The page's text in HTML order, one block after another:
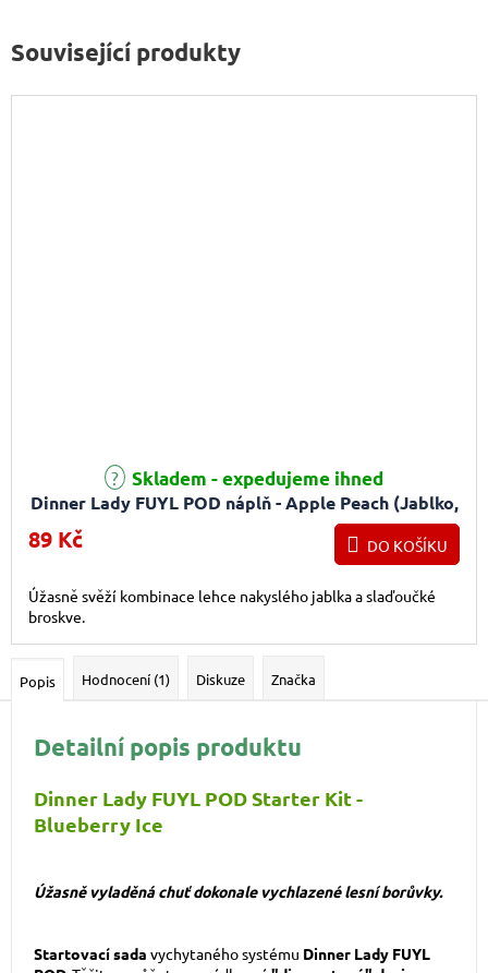
Související produkty
Dinner Lady FUYL POD náplň - Apple Peach (Jablko,
Skladem - expedujeme ihned
89 Kč DO KOŠÍKU
Úžasně svěží kombinace lehce nakyslého jablka a slaďoučké
broskve.
Popis Hodnocení (1) Diskuze Značka
Detailní popis produktu
Dinner Lady FUYL POD Starter Kit -
Blueberry Ice
Úžasně vyladěná chuť dokonale vychlazené lesní borůvky.
Startovací sada vychytaného systému Dinner Lady FUYL